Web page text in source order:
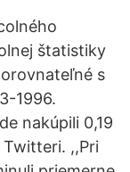
štatistiky
s
1996.
nakúpili 0,19
Twitteri. ,,Pri